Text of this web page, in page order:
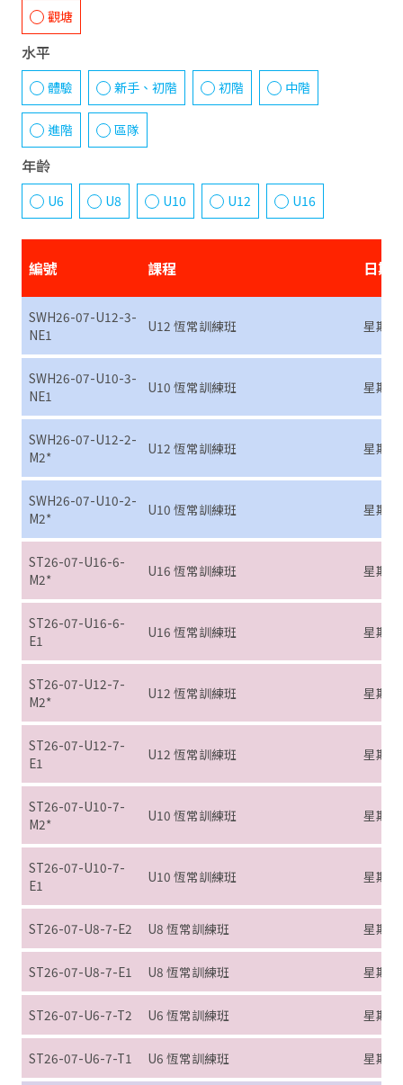
觀塘
水平
體驗 新手、初階 初階 中階
進階 區隊
年齡
U6 U8 U10 U12 U16
編號 課程 日期
SWH26-07-U12-3-
NE1
U12 恆常訓練班 星期
SWH26-07-U10-3-
NE1
U10 恆常訓練班 星期
SWH26-07-U12-2-
M2*
U12 恆常訓練班 星期
SWH26-07-U10-2-
M2*
U10 恆常訓練班 星期
ST26-07-U16-6-
M2*
U16 恆常訓練班 星期
ST26-07-U16-6-
E1
U16 恆常訓練班 星期
ST26-07-U12-7-
M2*
U12 恆常訓練班 星期
ST26-07-U12-7-
E1
U12 恆常訓練班 星期
ST26-07-U10-7-
M2*
U10 恆常訓練班 星期
ST26-07-U10-7-
E1
U10 恆常訓練班 星期
ST26-07-U8-7-E2 U8 恆常訓練班 星期
ST26-07-U8-7-E1 U8 恆常訓練班 星期
ST26-07-U6-7-T2 U6 恆常訓練班 星期
ST26-07-U6-7-T1 U6 恆常訓練班 星期